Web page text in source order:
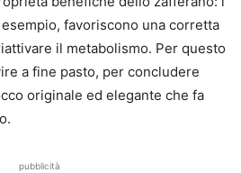
favoriscono una corretta
il metabolismo. Per questo
a fine pasto, per concludere
originale ed elegante che fa
pubblicità